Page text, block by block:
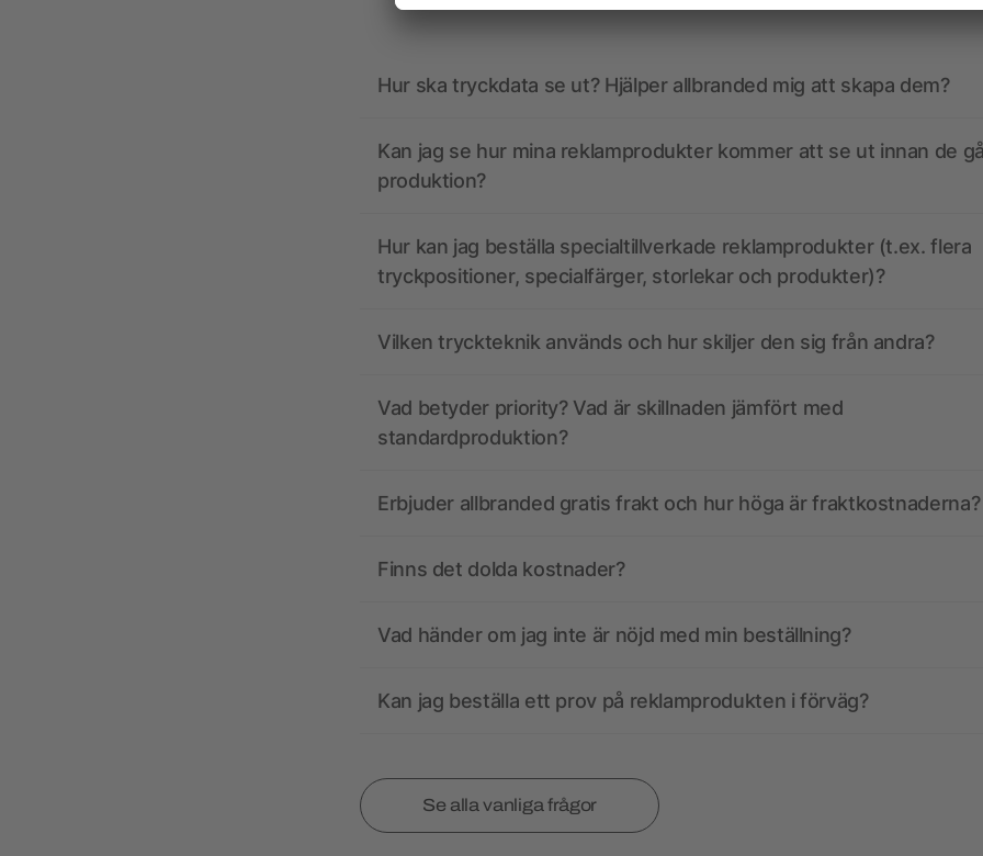
Hur ska tryckdata se ut? Hjälper allbranded mig att skapa dem?
Kan jag se hur mina reklamprodukter kommer att se ut innan de
produktion?
Hur kan jag beställa specialtillverkade reklamprodukter (t.ex. flera
tryckpositioner, specialfärger, storlekar och produkter)?
Vilken tryckteknik används och hur skiljer den sig från andra?
Vad betyder priority? Vad är skillnaden jämfört med
standardproduktion?
Erbjuder allbranded gratis frakt och hur höga är fraktkostnaderna?
Finns det dolda kostnader?
Vad händer om jag inte är nöjd med min beställning?
Kan jag beställa ett prov på reklamprodukten i förväg?
Se alla vanliga frågor